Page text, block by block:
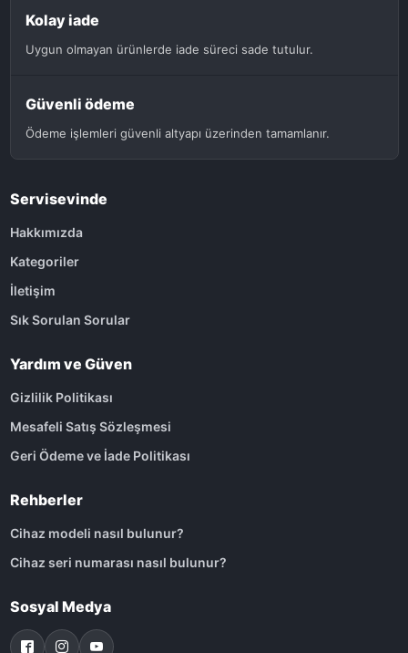
Kolay iade
Uygun olmayan ürünlerde iade süreci sade tutulur.
Güvenli ödeme
Ödeme işlemleri güvenli altyapı üzerinden tamamlanır.
Servisevinde
Hakkımızda
Kategoriler
İletişim
Sık Sorulan Sorular
Yardım ve Güven
Gizlilik Politikası
Mesafeli Satış Sözleşmesi
Geri Ödeme ve İade Politikası
Rehberler
Cihaz modeli nasıl bulunur?
Cihaz seri numarası nasıl bulunur?
Sosyal Medya